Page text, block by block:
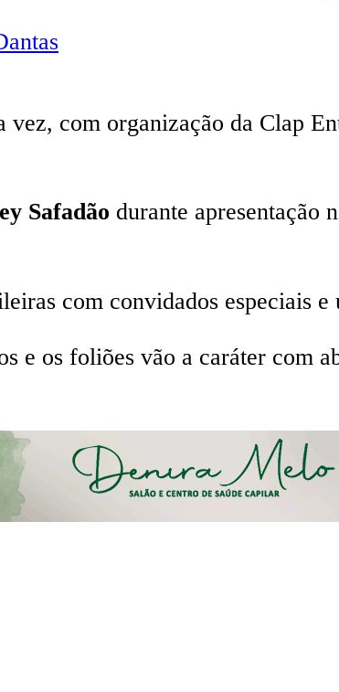
com organização da Clap
Safadão durante apresentação
com convidados especiais
e os foliões vão a caráter com